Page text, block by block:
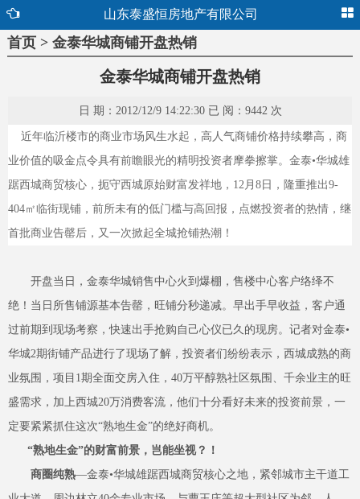
山东泰盛恒房地产有限公司
首页 > 金泰华城商铺开盘热销
金泰华城商铺开盘热销
日 期：2012/12/9 14:22:30 已 阅：9442 次
近年临沂楼市的商业市场风生水起，高人气商铺价格持续攀高，商
业价值的吸金点令具有前瞻眼光的精明投资者摩拳擦掌。金泰•华城雄
踞西城商贸核心，扼守西城原始财富发祥地，12月8日，隆重推出9-
404㎡临街现铺，前所未有的低门槛与高回报，点燃投资者的热情，继
首批商业告罄后，又一次掀起全城抢铺热潮！
开盘当日，金泰华城销售中心火到爆棚，售楼中心客户络绎不
绝！当日所售铺源基本告罄，旺铺分秒递减。早出手早收益，客户通
过前期到现场考察，快速出手抢购自己心仪已久的现房。记者对金泰•
华城2期街铺产品进行了现场了解，投资者们纷纷表示，西城成熟的商
业氛围，项目1期全面交房入住，40万平醇熟社区氛围、千余业主的旺
盛需求，加上西城20万消费客流，他们十分看好未来的投资前景，一
定要紧紧抓住这次“熟地生金”的绝好商机。
“熟地生金”的财富前景，岂能坐视？！
商圈纯熟—金泰•华城雄踞西城商贸核心之地，紧邻城市主干道工